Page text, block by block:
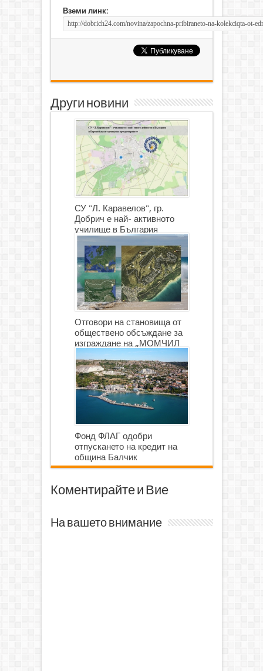
Вземи линк:
Други новини
СУ "Л. Каравелов", гр.
Добрич е най- активното
училище в България
Отговори на становища от
обществено обсъждане за
изграждане на „МОМЧИЛ
ГОЛФ И ГОЛФ ИГРИЩЕ”
Фонд ФЛАГ одобри
отпускането на кредит на
община Балчик
Коментирайте и Вие
На вашето внимание